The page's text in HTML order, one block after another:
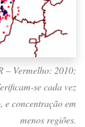
– Vermelho: 2010;
se cada vez
e concentração em
menos regiões.